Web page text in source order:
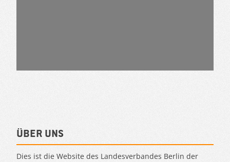
Über uns
Dies ist die Website des Landesverbandes Berlin der